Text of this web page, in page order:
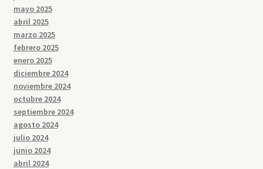
mayo 2025
abril 2025
marzo 2025
febrero 2025
enero 2025
diciembre 2024
noviembre 2024
octubre 2024
septiembre 2024
agosto 2024
julio 2024
junio 2024
abril 2024